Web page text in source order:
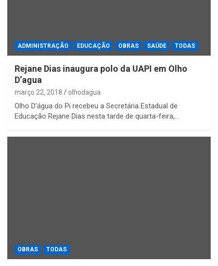
ADMINISTRAÇÃO EDUCAÇÃO OBRAS SAÚDE TODAS
Rejane Dias inaugura polo da UAPI em Olho
D’agua
março 22, 2018 olhodagua
Olho D’água do Pi recebeu a Secretária Estadual de
Educação Rejane Dias nesta tarde de quarta-feira,…
OBRAS TODAS